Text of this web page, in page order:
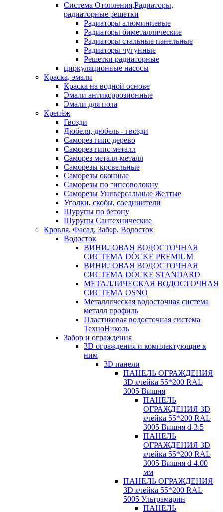
Система Отопления,Радиаторы,
радиаторные решетки
Радиаторы алюминиевые
Радиаторы биметаллические
Радиаторы стальные панельные
Радиаторы чугунные
Решетки радиаторные
циркуляционные насосы
Краска, эмали
Краска на водной основе
Эмали антикоррозионные
Эмали для пола
Крепёж
Гвозди
Дюбеля, дюбель - гвозди
Саморез гипс-дерево
Саморез гипс-металл
Саморез металл-металл
Саморезы кровельные
Саморезы оконные
Саморезы по гипсоволокну
Саморезы Универсальные Желтые
Уголки, скобы, соединители
Шурупы по бетону
Шурупы Сантехнические
Кровля, Фасад, Забор, Водосток
Водосток
ВИНИЛОВАЯ ВОДОСТОЧНАЯ
СИСТЕМА DÖCKE PREMIUM
ВИНИЛОВАЯ ВОДОСТОЧНАЯ
СИСТЕМА DÖCKE STANDARD
МЕТАЛЛИЧЕСКАЯ ВОДОСТОЧНАЯ
СИСТЕМА OSNO
Металлическая водосточная система
металл профиль
Пластиковая водосточная система
ТехноНиколь
Забор и ограждения
3D ограждения и комплектующие к
ним
3D панели
ПАНЕЛЬ ОГРАЖДЕНИЯ
3D ячейка 55*200 RAL
3005 Вишня
ПАНЕЛЬ
ОГРАЖДЕНИЯ 3D
ячейка 55*200 RAL
3005 Вишня d-3.5
ПАНЕЛЬ
ОГРАЖДЕНИЯ 3D
ячейка 55*200 RAL
3005 Вишня d-4.00
мм
ПАНЕЛЬ ОГРАЖДЕНИЯ
3D ячейка 55*200 RAL
5005 Ультрамарин
ПАНЕЛЬ